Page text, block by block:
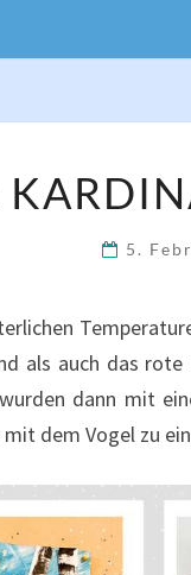
5.
als auch das
dann mit
dem Vogel zu